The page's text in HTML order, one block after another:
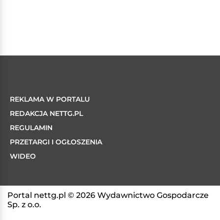
REKLAMA W PORTALU
REDAKCJA NETTG.PL
REGULAMIN
PRZETARGI I OGŁOSZENIA
WIDEO
Portal nettg.pl © 2026 Wydawnictwo Gospodarcze
Sp. z o.o.